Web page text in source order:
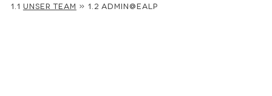
Unser Team » admin@ealp